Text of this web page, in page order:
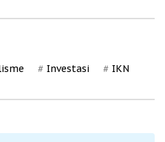
Investasi IKN